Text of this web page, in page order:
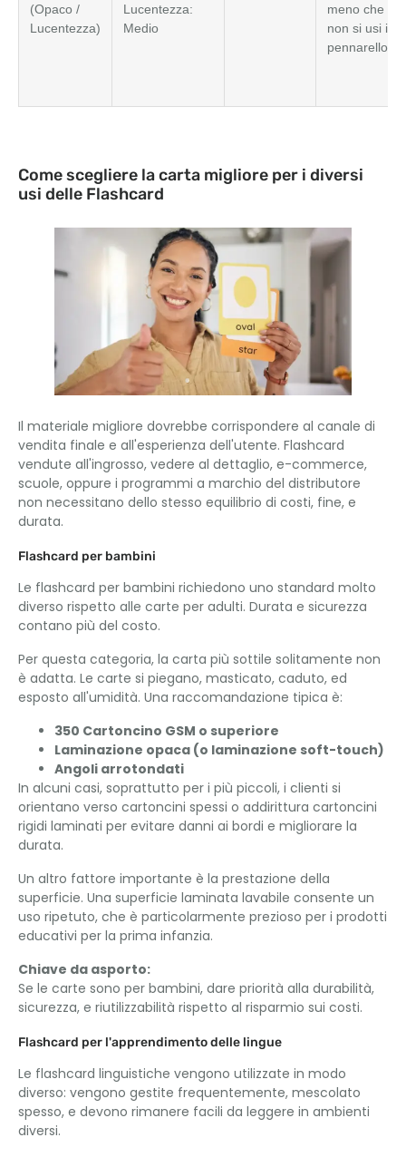
(Opaco /
Lucentezza)
Lucentezza:
Medio
meno che
non si usi il
pennarello)
Come scegliere la carta migliore per i diversi
usi delle Flashcard
Il materiale migliore dovrebbe corrispondere al canale di
vendita finale e all'esperienza dell'utente. Flashcard
vendute all'ingrosso, vedere al dettaglio, e-commerce,
scuole, oppure i programmi a marchio del distributore
non necessitano dello stesso equilibrio di costi, fine, e
durata.
Flashcard per bambini
Le flashcard per bambini richiedono uno standard molto
diverso rispetto alle carte per adulti. Durata e sicurezza
contano più del costo.
Per questa categoria, la carta più sottile solitamente non
è adatta. Le carte si piegano, masticato, caduto, ed
esposto all'umidità. Una raccomandazione tipica è:
350 Cartoncino GSM o superiore
Laminazione opaca (o laminazione soft-touch)
Angoli arrotondati
In alcuni casi, soprattutto per i più piccoli, i clienti si
orientano verso cartoncini spessi o addirittura cartoncini
rigidi laminati per evitare danni ai bordi e migliorare la
durata.
Un altro fattore importante è la prestazione della
superficie. Una superficie laminata lavabile consente un
uso ripetuto, che è particolarmente prezioso per i prodotti
educativi per la prima infanzia.
Chiave da asporto:
Se le carte sono per bambini, dare priorità alla durabilità,
sicurezza, e riutilizzabilità rispetto al risparmio sui costi.
Flashcard per l'apprendimento delle lingue
Le flashcard linguistiche vengono utilizzate in modo
diverso: vengono gestite frequentemente, mescolato
spesso, e devono rimanere facili da leggere in ambienti
diversi.